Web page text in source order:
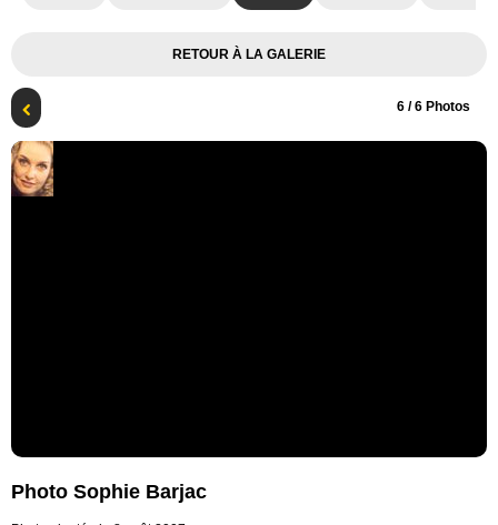
RETOUR À LA GALERIE
6 / 6 Photos
Photo Sophie Barjac